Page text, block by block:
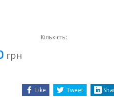
грн
Кількість:
Like Tweet